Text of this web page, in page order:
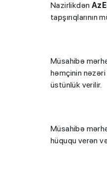
Nazirlikdən
Müsahibə
həmçinin nəzəri
üstünlük verilir.
Müsahibə
hüququ verən